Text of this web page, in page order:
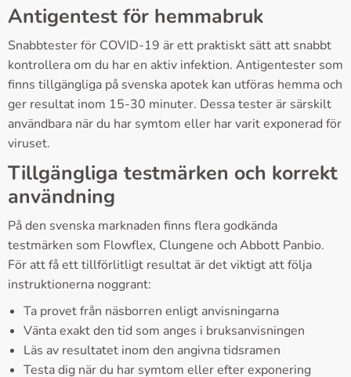
Antigentest för hemmabruk
Snabbtester för COVID-19 är ett praktiskt sätt att snabbt
kontrollera om du har en aktiv infektion. Antigentester som
finns tillgängliga på svenska apotek kan utföras hemma och
ger resultat inom 15-30 minuter. Dessa tester är särskilt
användbara när du har symtom eller har varit exponerad för
viruset.
Tillgängliga testmärken och korrekt
användning
På den svenska marknaden finns flera godkända
testmärken som Flowflex, Clungene och Abbott Panbio.
För att få ett tillförlitligt resultat är det viktigt att följa
instruktionerna noggrant:
Ta provet från näsborren enligt anvisningarna
Vänta exakt den tid som anges i bruksanvisningen
Läs av resultatet inom den angivna tidsramen
Testa dig när du har symtom eller efter exponering